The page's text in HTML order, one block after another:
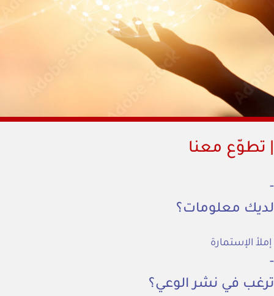
تطوّع معنا
تطوّع معنا
لديك معلومات؟
إملأ الإستمارة
ترغب في نشر الوعي؟